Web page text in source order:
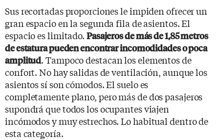
Sus recortadas proporciones le impiden ofrecer un
gran espacio en la segunda fila de asientos. El
espacio es limitado. Pasajeros de más de 1,85 metros
de estatura pueden encontrar incomodidades o poca
amplitud. Tampoco destacan los elementos de
confort. No hay salidas de ventilación, aunque los
asientos sí son cómodos. El suelo es
completamente plano, pero más de dos pasajeros
supondrá que todos los ocupantes viajen
incómodos y muy estrechos. Lo habitual dentro de
esta categoría.